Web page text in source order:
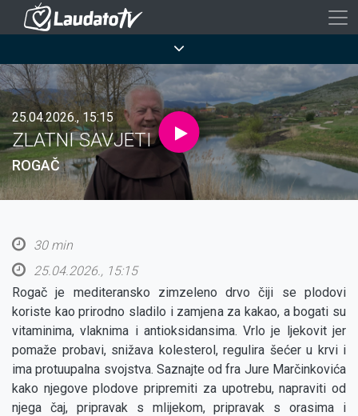
Skoči
sadržaj
25.04.2026., 15:15
ZLATNI SAVJETI
ROGAČ
30 min
25.04.2026., 15:15
Rogač je mediteransko zimzeleno drvo čiji se plodovi
koriste kao prirodno sladilo i zamjena za kakao, a bogati su
vitaminima, vlaknima i antioksidansima. Vrlo je ljekovit jer
pomaže probavi, snižava kolesterol, regulira šećer u krvi i
ima protuupalna svojstva. Saznajte od fra Jure Marčinkovića
kako njegove plodove pripremiti za upotrebu, napraviti od
njega čaj, pripravak s mlijekom, pripravak s orasima i